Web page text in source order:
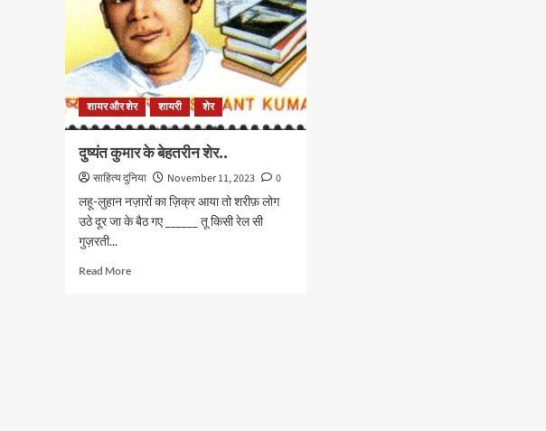
शायर और शेर शायरी शेर
दुष्यंत कुमार के बेहतरीन शेर..
साहित्य दुनिया November 11, 2023
0
लहू-लुहान नज़ारों का ज़िक्र आया तो शरीफ़ लोग
उठे दूर जा के बैठ गए ______ तू किसी रेल सी
गुज़रती...
Read MoreRead